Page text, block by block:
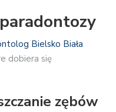
Bielsko Biała
dobiera się
zębów